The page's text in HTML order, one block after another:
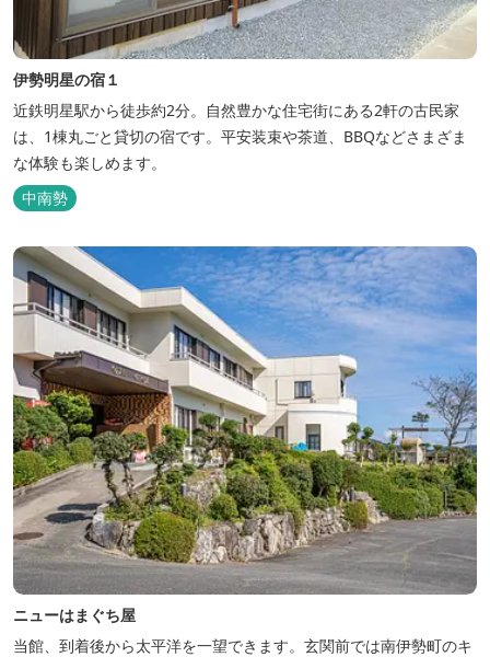
伊勢明星の宿１
近鉄明星駅から徒歩約2分。自然豊かな住宅街にある2軒の古民家
は、1棟丸ごと貸切の宿です。平安装束や茶道、BBQなどさまざま
な体験も楽しめます。
中南勢
ニューはまぐち屋
当館、到着後から太平洋を一望できます。玄関前では南伊勢町のキ